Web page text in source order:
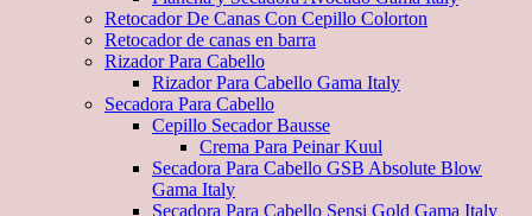
Retocador De Canas Con Cepillo Colorton
Retocador de canas en barra
Rizador Para Cabello
Rizador Para Cabello Gama Italy
Secadora Para Cabello
Cepillo Secador Bausse
Crema Para Peinar Kuul
Secadora Para Cabello GSB Absolute Blow
Gama Italy
Secadora Para Cabello Sensi Gold Gama Italy